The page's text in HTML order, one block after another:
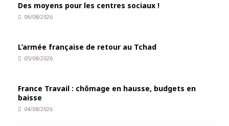
Des moyens pour les centres sociaux !
06/08/2026
L’armée française de retour au Tchad
05/08/2026
France Travail : chômage en hausse, budgets en
baisse
04/08/2026